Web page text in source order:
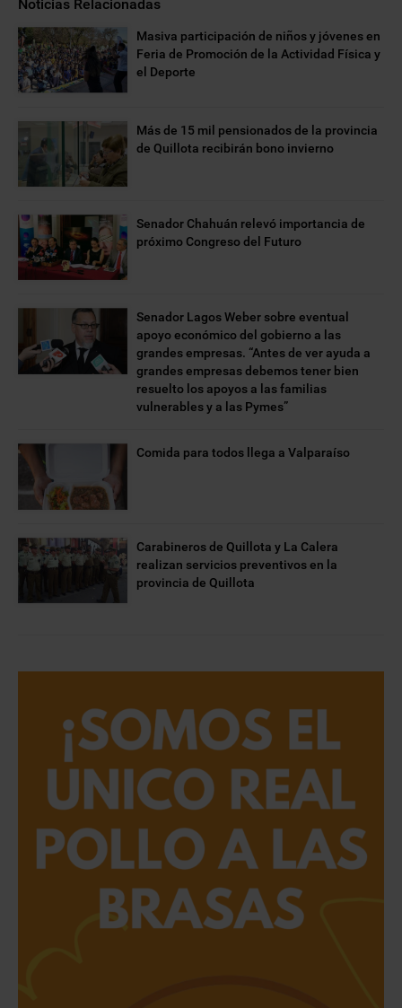
Noticias Relacionadas
Masiva participación de niños y jóvenes en
Feria de Promoción de la Actividad Física y
el Deporte
Más de 15 mil pensionados de la provincia
de Quillota recibirán bono invierno
Senador Chahuán relevó importancia de
próximo Congreso del Futuro
Senador Lagos Weber sobre eventual
apoyo económico del gobierno a las
grandes empresas. “Antes de ver ayuda a
grandes empresas debemos tener bien
resuelto los apoyos a las familias
vulnerables y a las Pymes”
Comida para todos llega a Valparaíso
Carabineros de Quillota y La Calera
realizan servicios preventivos en la
provincia de Quillota